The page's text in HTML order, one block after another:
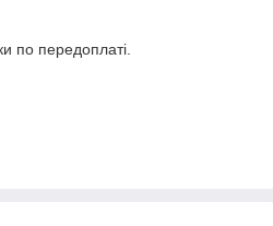
по передоплаті.